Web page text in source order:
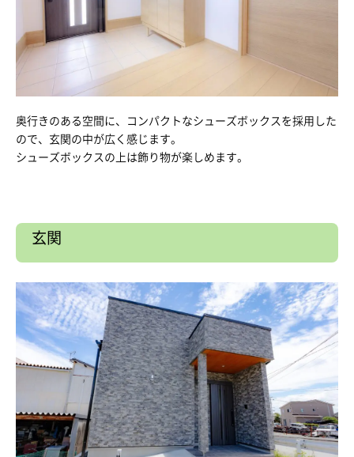
奥行きのある空間に、コンパクトなシューズボックスを採用した
ので、玄関の中が広く感じます。
シューズボックスの上は飾り物が楽しめます。
玄関